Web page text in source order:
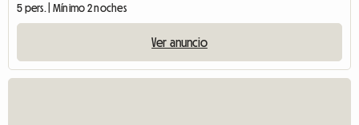
5 pers. | Mínimo 2 noches
Ver anuncio